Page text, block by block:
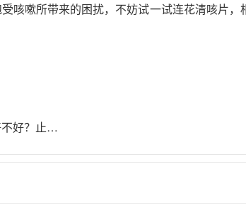
咳嗽所带来的困扰，不妨试一试连花清咳片，
连花清咳片止咳效果好不好？止咳也要治咳